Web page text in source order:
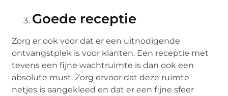
Goede receptie
Zorg er ook voor dat er een uitnodigende
ontvangstplek is voor klanten. Een receptie met
tevens een fijne wachtruimte is dan ook een
absolute must. Zorg ervoor dat deze ruimte
netjes is aangekleed en dat er een fijne sfeer